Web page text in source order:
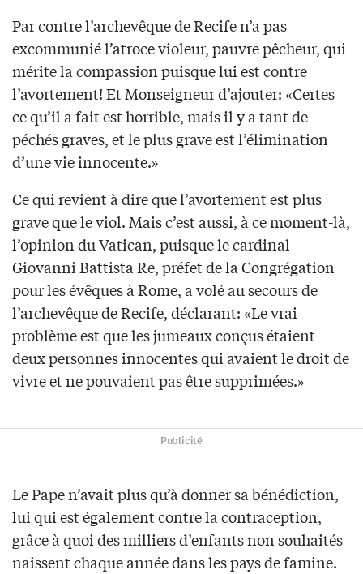
Par contre l’archevêque de Recife n’a pas
excommunié l’atroce violeur, pauvre pêcheur, qui
mérite la compassion puisque lui est contre
l’avortement! Et Monseigneur d’ajouter: «Certes
ce qu’il a fait est horrible, mais il y a tant de
péchés graves, et le plus grave est l’élimination
d’une vie innocente.»
Ce qui revient à dire que l’avortement est plus
grave que le viol. Mais c’est aussi, à ce moment-là,
l’opinion du Vatican, puisque le cardinal
Giovanni Battista Re, préfet de la Congrégation
pour les évêques à Rome, a volé au secours de
l’archevêque de Recife, déclarant: «Le vrai
problème est que les jumeaux conçus étaient
deux personnes innocentes qui avaient le droit de
vivre et ne pouvaient pas être supprimées.»
Publicité
Le Pape n’avait plus qu’à donner sa bénédiction,
lui qui est également contre la contraception,
grâce à quoi des milliers d’enfants non souhaités
naissent chaque année dans les pays de famine.